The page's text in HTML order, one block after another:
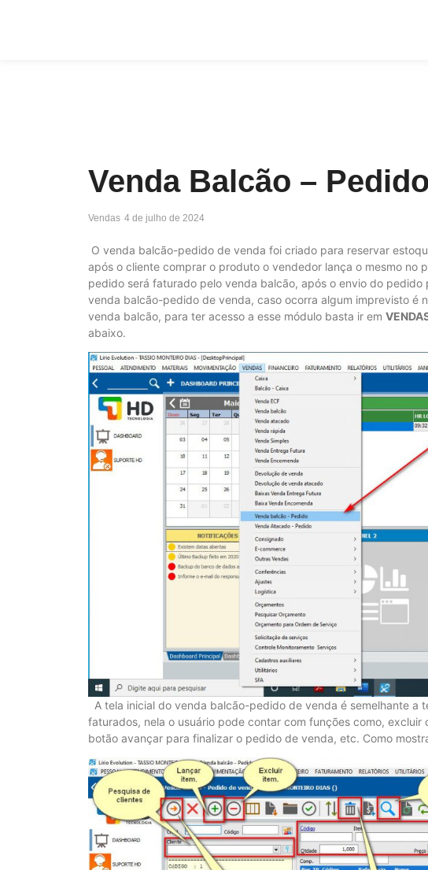
Venda Balcão –
Vendas 4 de julho de 2024
O venda balcão-pedido de venda foi criado para reservar
após o cliente comprar o produto o vendedor lança o mesmo no
pedido será faturado pelo venda balcão, após o envio do
venda balcão-pedido de venda, caso ocorra algum imprevisto é
venda balcão, para ter acesso a esse módulo basta ir em
abaixo.
A tela inicial do venda balcão-pedido de venda é semelhante a
faturados, nela o usuário pode contar com funções como,
botão avançar para finalizar o pedido de venda, etc. Como